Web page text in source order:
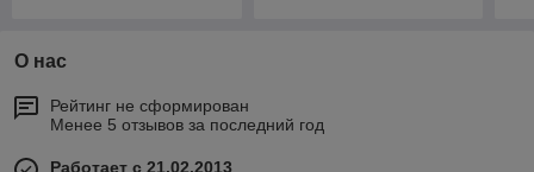
О нас
Рейтинг не сформирован
Менее 5 отзывов за последний год
Работает с 21.02.2013